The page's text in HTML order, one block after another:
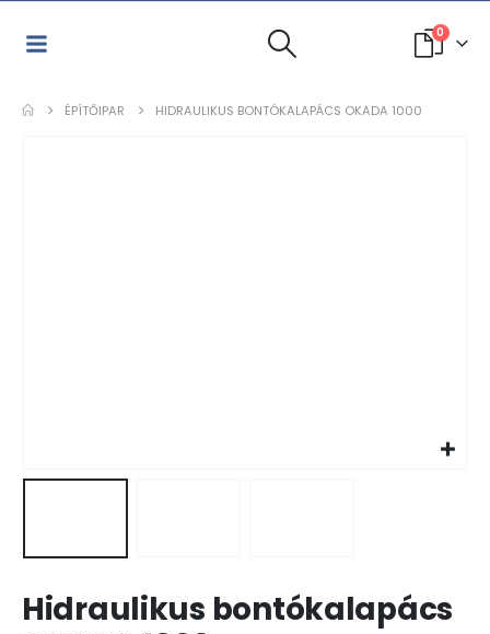
0
ÉPÍTŐIPAR HIDRAULIKUS BONTÓKALAPÁCS OKADA 1000
Hidraulikus bontókalapács